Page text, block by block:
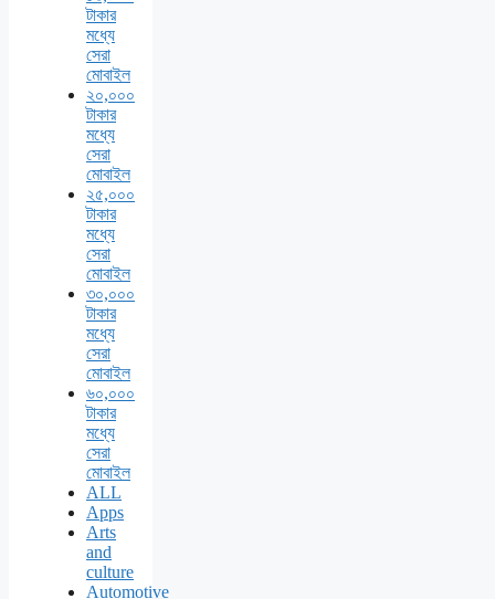
টাকার
মধ্যে
সেরা
মোবাইল
২০,০০০
টাকার
মধ্যে
সেরা
মোবাইল
২৫,০০০
টাকার
মধ্যে
সেরা
মোবাইল
৩০,০০০
টাকার
মধ্যে
সেরা
মোবাইল
৬০,০০০
টাকার
মধ্যে
সেরা
মোবাইল
ALL
Apps
Arts
and
culture
Automotive